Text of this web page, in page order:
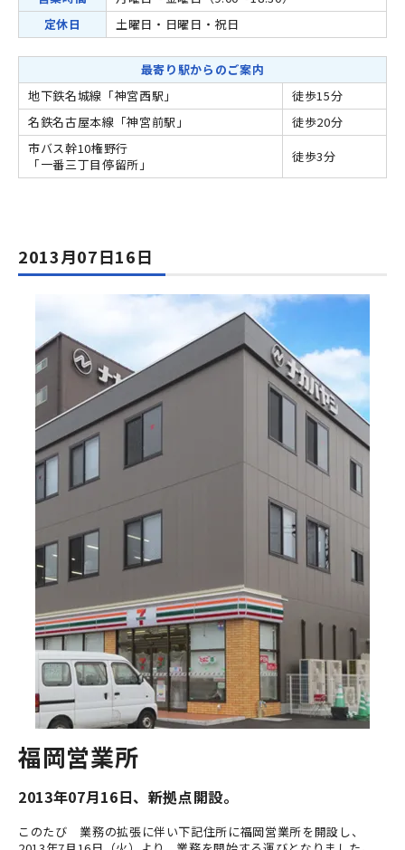
定休日
土曜日・日曜日・祝日
最寄り駅からのご案内
地下鉄名城線「神宮西駅」
徒歩15分
名鉄名古屋本線「神宮前駅」
徒歩20分
市バス幹10権野行
「一番三丁目停留所」
徒歩3分
2013月07日16日
福岡営業所
2013年07月16日、新拠点開設。
このたび 業務の拡張に伴い下記住所に福岡営業所を開設し、